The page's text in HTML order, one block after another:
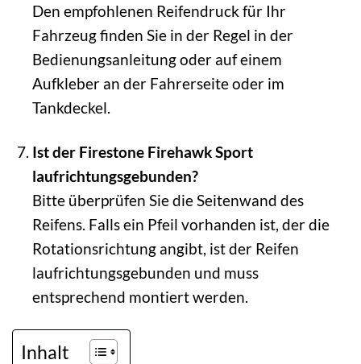
Den empfohlenen Reifendruck für Ihr
Fahrzeug finden Sie in der Regel in der
Bedienungsanleitung oder auf einem
Aufkleber an der Fahrerseite oder im
Tankdeckel.
Ist der Firestone Firehawk Sport
laufrichtungsgebunden?
Bitte überprüfen Sie die Seitenwand des
Reifens. Falls ein Pfeil vorhanden ist, der die
Rotationsrichtung angibt, ist der Reifen
laufrichtungsgebunden und muss
entsprechend montiert werden.
Inhalt